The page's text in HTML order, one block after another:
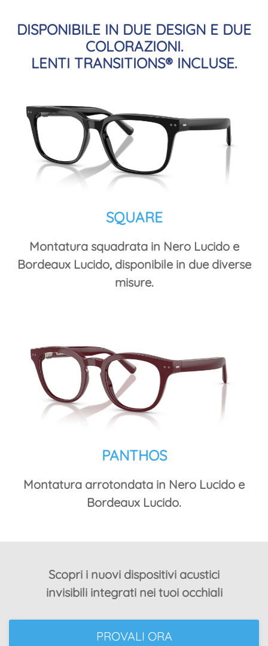
DISPONIBILE IN DUE DESIGN E DUE
COLORAZIONI.
LENTI TRANSITIONS® INCLUSE.
SQUARE
Montatura squadrata in Nero Lucido e
Bordeaux Lucido, disponibile in due diverse
misure.
PANTHOS
Montatura arrotondata in Nero Lucido e
Bordeaux Lucido.
Scopri i nuovi dispositivi acustici
invisibili integrati nei tuoi occhiali
PROVALI ORA